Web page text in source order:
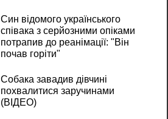
Син відомого українського
співака з серйозними опіками
потрапив до реанімації: "Він
почав горіти"
Собака завадив дівчині
похвалитися заручинами
(ВІДЕО)